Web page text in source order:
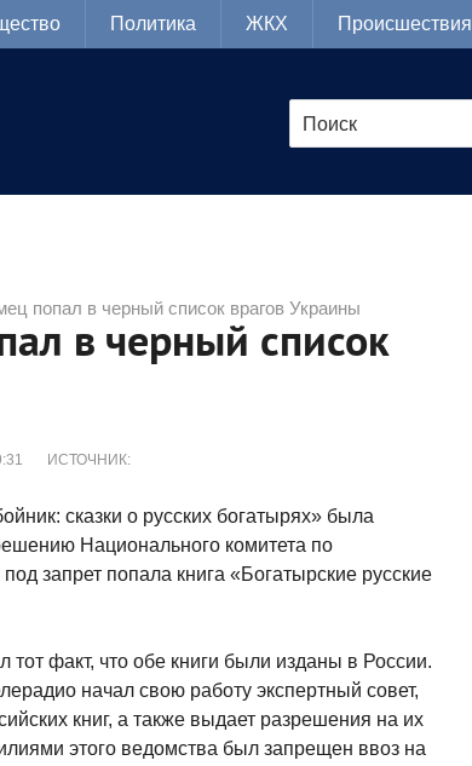
Политика ЖКХ Происшествия
попал в черный список врагов Украины
в черный список
ИСТОЧНИК:
сказки о русских богатырях» была
Национального комитета по
запрет попала книга «Богатырские русские
тот факт, что обе книги были изданы в России.
начал свою работу экспертный совет,
книг, а также выдает разрешения на их
этого ведомства был запрещен ввоз на